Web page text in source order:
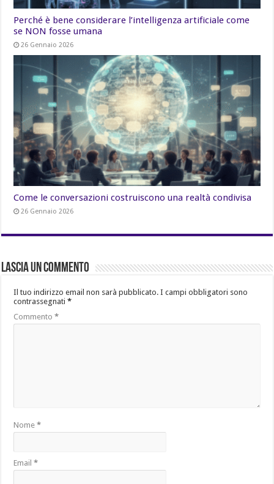
Perché è bene considerare l’intelligenza artificiale come
se NON fosse umana
26 Gennaio 2026
Come le conversazioni costruiscono una realtà condivisa
26 Gennaio 2026
Lascia un commento
Il tuo indirizzo email non sarà pubblicato. I campi obbligatori sono
contrassegnati*
Commento*
Nome*
Email*